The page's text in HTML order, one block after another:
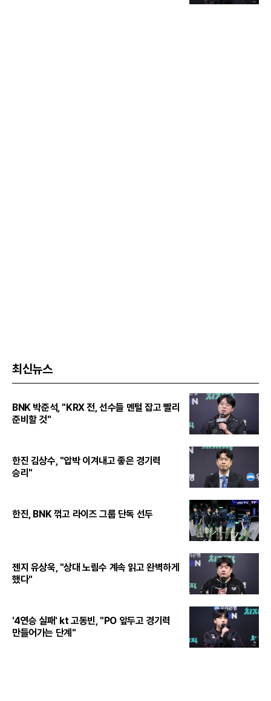
최신뉴스
BNK 박준석, "KRX 전, 선수들 멘털 잡고 빨리
준비할 것"
한진 김상수, "압박 이겨내고 좋은 경기력
승리"
한진, BNK 꺾고 라이즈 그룹 단독 선두
젠지 유상욱, "상대 노림수 계속 읽고 완벽하게
했다"
'4연승 실패' kt 고동빈, "PO 앞두고 경기력
만들어가는 단계"